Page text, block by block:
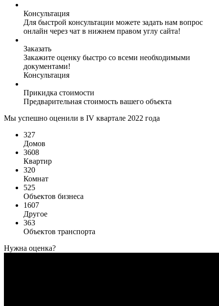
Консультация
Для быстрой консультации можете задать нам вопрос
онлайн через чат в нижнем правом углу сайта!
Заказать
Закажите оценку быстро со всеми необходимыми
документами!
Консультация
Прикидка стоимости
Предварительная стоимость вашего объекта
Мы успешно оценили в IV квартале 2022 года
327
Домов
3608
Квартир
320
Комнат
525
Объектов бизнеса
1607
Другое
363
Объектов транспорта
Нужна оценка?